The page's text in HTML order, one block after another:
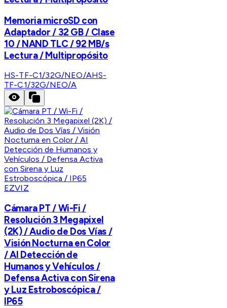
Memoria microSD con
Adaptador / 32 GB / Clase
10 / NAND TLC / 92 MB/s
Lectura / Multipropósito
HS-TF-C1/32G/NEO/AHS-
TF-C1/32G/NEO/A
EZVIZ
Cámara PT / Wi-Fi /
Resolución 3 Megapixel
(2K) / Audio de Dos Vías /
Visión Nocturna en Color
/ AI Detección de
Humanos y Vehículos /
Defensa Activa con Sirena
y Luz Estroboscópica /
IP65